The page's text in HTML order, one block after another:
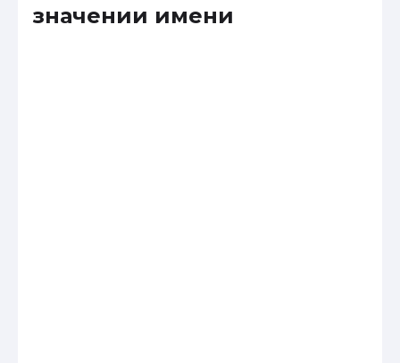
значении имени